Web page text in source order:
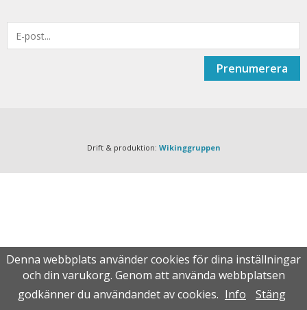
Prenumerera
Drift & produktion: Wikinggruppen
Denna webbplats använder cookies för dina inställningar
och din varukorg. Genom att använda webbplatsen
godkänner du användandet av cookies. Info Stäng